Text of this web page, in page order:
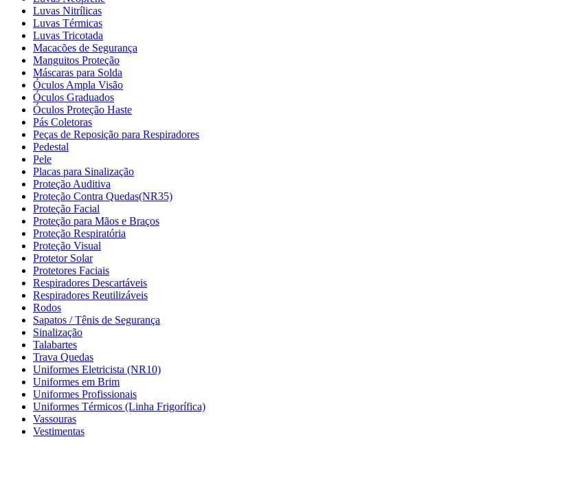
Luvas Nitrílicas
Luvas Térmicas
Luvas Tricotada
Macacões de Segurança
Manguitos Proteção
Máscaras para Solda
Óculos Ampla Visão
Óculos Graduados
Óculos Proteção Haste
Pás Coletoras
Peças de Reposição para Respiradores
Pedestal
Pele
Placas para Sinalização
Proteção Auditiva
Proteção Contra Quedas(NR35)
Proteção Facial
Proteção para Mãos e Braços
Proteção Respiratória
Proteção Visual
Protetor Solar
Protetores Faciais
Respiradores Descartáveis
Respiradores Reutilizáveis
Rodos
Sapatos / Tênis de Segurança
Sinalização
Talabartes
Trava Quedas
Uniformes Eletricista (NR10)
Uniformes em Brim
Uniformes Profissionais
Uniformes Térmicos (Linha Frigorífica)
Vassouras
Vestimentas